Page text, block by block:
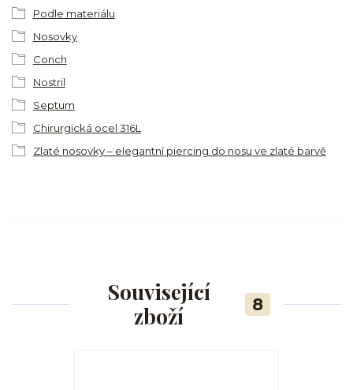
Podle materiálu
Nosovky
Conch
Nostril
Septum
Chirurgická ocel 316L
Zlaté nosovky – elegantní piercing do nosu ve zlaté barvě
Související
zboží
8